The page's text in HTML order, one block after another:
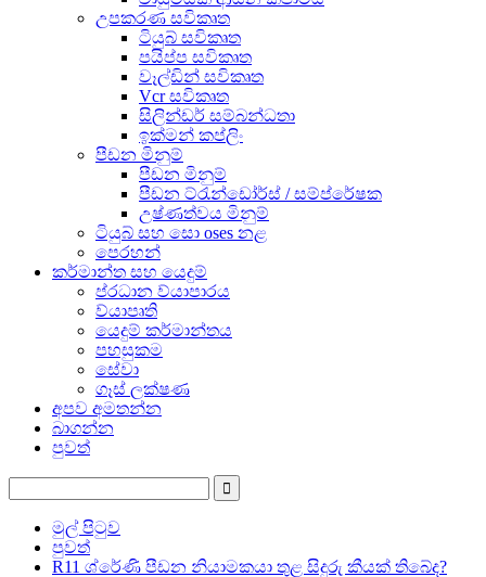
උපකරණ සවිකෘත
ටියුබ් සවිකෘත
පයිප්ප සවිකෘත
වෑල්ඩින් සවිකෘත
Vcr සවිකෘත
සිලින්ඩර් සම්බන්ධතා
ඉක්මන් කප්ලිං
පීඩන මිනුම්
පීඩන මිනුම්
පීඩන ට්රැන්ඩෝර්ස් / සම්ප්රේෂක
උෂ්ණත්වය මිනුම්
ටියුබ් සහ සො oses නළ
පෙරහන්
කර්මාන්ත සහ යෙදුම්
ප්රධාන ව්යාපාරය
ව්යාපෘති
යෙදුම් කර්මාන්තය
පහසුකම
සේවා
ගෑස් ලක්ෂණ
අපව අමතන්න
බාගන්න
පුවත්
මුල් පිටුව
පුවත්
R11 ශ්රේණි පීඩන නියාමකයා තුළ සිදුරු කීයක් තිබේද?